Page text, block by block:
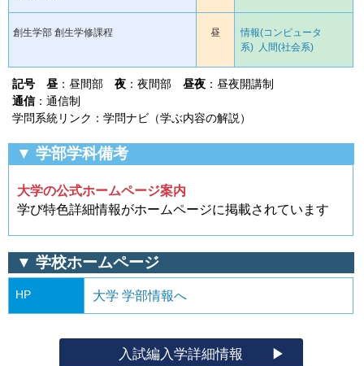
創生学部 創生学修課程 昼
情報(コンピュータ
系) 人間(社会系)
記号 昼 ：昼間部 夜 ：夜間部 昼夜 ：昼夜開講制
通信：通信制
学問系統リンク：学問ナビ（学ぶ内容の解説）
▼ 学部学科備考
大学の公式ホームページ案内
学び特色詳細情報がホームページに掲載されています
▼ 学校ホームページ
HP 大学 学部情報へ
入試編入学詳細情報